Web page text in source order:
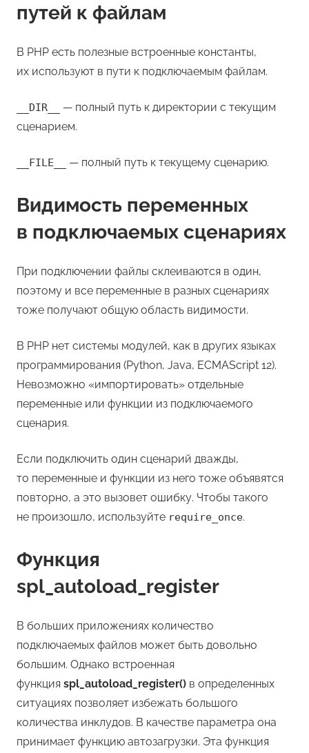
путей к файлам
В PHP есть полезные встроенные константы,
их используют в пути к подключаемым файлам.
__DIR__
— полный путь к директории с текущим
сценарием.
__FILE__ — полный путь к текущему сценарию.
Видимость переменных
в подключаемых сценариях
При подключении файлы склеиваются в один,
поэтому и все переменные в разных сценариях
тоже получают общую область видимости.
В PHP нет системы модулей, как в других языках
программирования (Python, Java, ECMAScript 12).
Невозможно «импортировать» отдельные
переменные или функции из подключаемого
сценария.
Если подключить один сценарий дважды,
то переменные и функции из него тоже объявятся
повторно, а это вызовет ошибку. Чтобы такого
не произошло, используйте require_once.
Функция
spl_autoload_register
В больших приложениях количество
подключаемых файлов может быть довольно
большим. Однако встроенная
функция spl_autoload_register() в определенных
ситуациях позволяет избежать большого
количества инклудов. В качестве параметра она
принимает функцию автозагрузки. Эта функция